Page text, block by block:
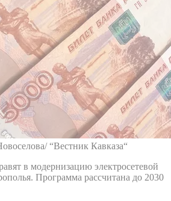
“Вестник Кавказа“
в модернизацию электросетевой
Программа рассчитана до 2030